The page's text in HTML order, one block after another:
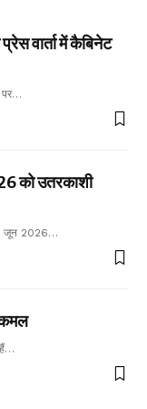
वार्ता में कैबिनेट
पर…
को उतरकाशी
जून 2026…
कमल